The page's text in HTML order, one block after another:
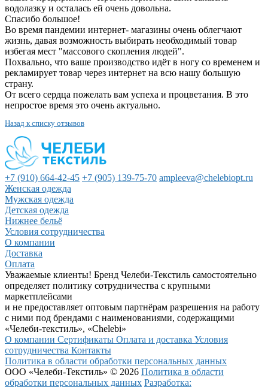
водолазку и осталась ей очень довольна.
Спасибо большое!
Во время пандемии интернет- магазины очень облегчают
жизнь, давая возможность выбирать необходимый товар
избегая мест "массового скопления людей".
Похвально, что ваше производство идёт в ногу со временем и
рекламирует товар через интернет на всю нашу большую
страну.
От всего сердца пожелать вам успеха и процветания. В это
непростое время это очень актуально.
Назад к списку отзывов
+7 (910) 664-42-45 +7 (905) 139-75-70 ampleeva@chelebiopt.ru
Женская одежда
Мужская одежда
Детская одежда
Нижнее бельё
Условия сотрудничества
О компании
Доставка
Оплата
Уважаемые клиенты! Бренд Челеби-Текстиль самостоятельно
определяет политику сотрудничества с крупными
маркетплейсами
и не предоставляет оптовым партнёрам разрешения на работу
с ними под брендами с наименованиями, содержащими
«Челеби-текстиль», «Chelebi»
О компании Сертификаты Оплата и доставка Условия
сотрудничества Контакты
Политика в области обработки персональных данных
ООО «Челеби-Текстиль» © 2026 Политика в области
обработки персональных данных Разработка: